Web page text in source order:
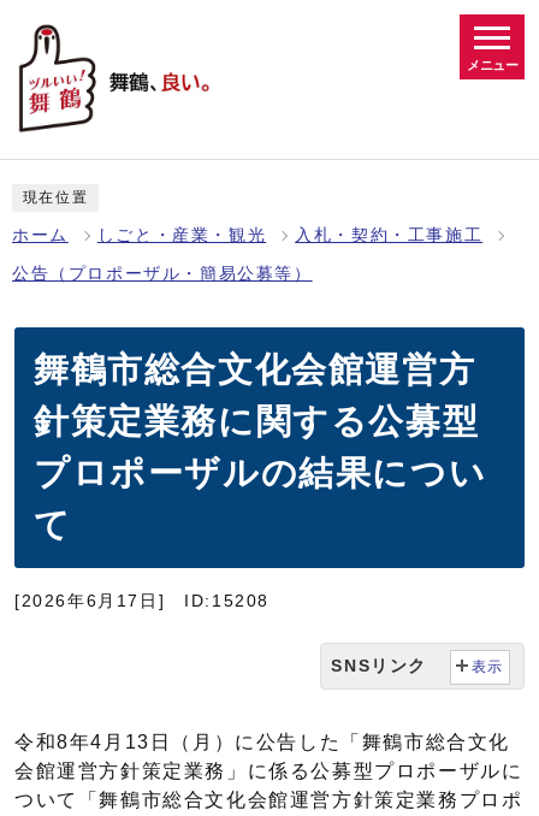
メニュー
現在位置
ホーム しごと・産業・観光 入札・契約・工事施工
公告（プロポーザル・簡易公募等）
舞鶴市総合文化会館運営方
針策定業務に関する公募型
プロポーザルの結果につい
て
[2026年6月17日] ID:15208
SNSリンク 表示
令和8年4月13日（月）に公告した「舞鶴市総合文化
会館運営方針策定業務」に係る公募型プロポーザルに
ついて「舞鶴市総合文化会館運営方針策定業務プロポ